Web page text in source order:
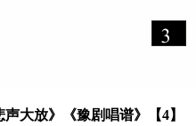
大放》《豫剧唱谱》【4】